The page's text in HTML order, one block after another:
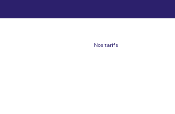
Nos tarifs